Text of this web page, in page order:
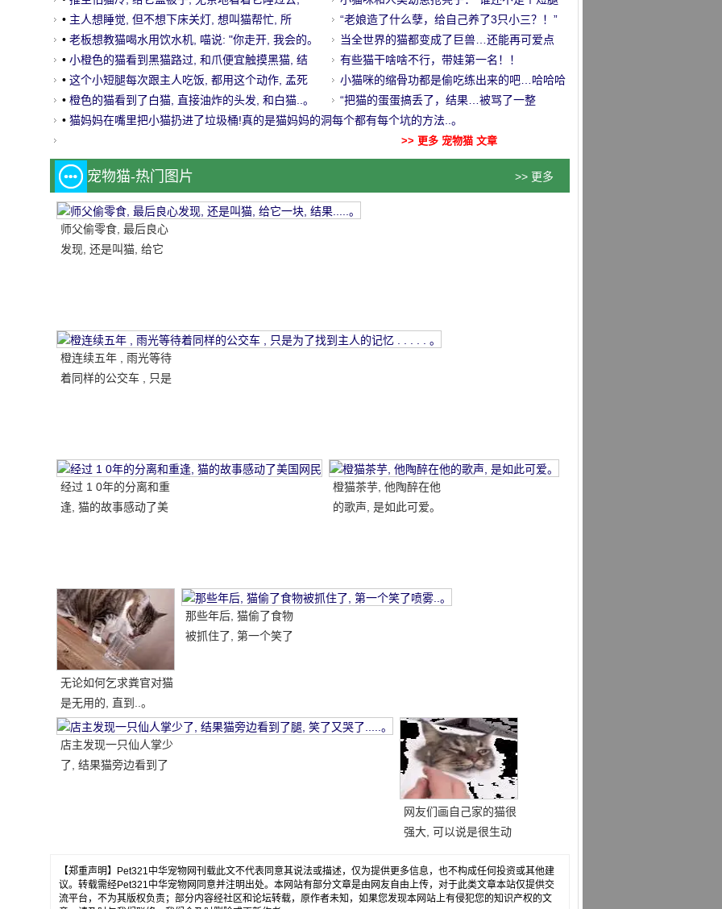
啊？！”
“老娘造了什么孽，给自己养了3只小三？！”
当全世界的猫都变成了巨兽…还能再可爱点
吗？！
有些猫干啥啥不行，带娃第一名！！
小猫咪的缩骨功都是偷吃练出来的吧…哈哈哈
“把猫的蛋蛋搞丢了，结果…被骂了一整
年！！”
孟..。
• 主人想睡觉, 但不想下床关灯, 想叫猫帮忙, 所
以.....。
• 老板想教猫喝水用饮水机, 喵说: "你走开, 我会的。
• 小橙色的猫看到黑猫路过, 和爪便宜触摸黑猫, 结
果..。
• 这个小短腿每次跟主人吃饭, 都用这个动作, 孟死
了..。
• 橙色的猫看到了白猫, 直接油炸的头发, 和白猫..。
• 猫妈妈在嘴里把小猫扔进了垃圾桶!真的是猫妈妈的洞每个都有每个坑的方法..。
>> 更多 宠物猫 文章
宠物猫-热门图片 >> 更多
师父偷零食, 最后良心
发现, 还是叫猫, 给它
橙连续五年 , 雨光等待
着同样的公交车 , 只是
经过 1 0年的分离和重
逢, 猫的故事感动了美
橙猫茶芋, 他陶醉在他
的歌声, 是如此可爱。
无论如何乞求粪官对猫
是无用的, 直到..。
那些年后, 猫偷了食物
被抓住了, 第一个笑了
店主发现一只仙人掌少
了, 结果猫旁边看到了
网友们画自己家的猫很
强大, 可以说是很生动
【郑重声明】Pet321中华宠物网刊载此文不代表同意其说法或描述，仅为提供更多信息，也不构成任何投资或其他建
议。转载需经Pet321中华宠物网同意并注明出处。本网站有部分文章是由网友自由上传，对于此类文章本站仅提供交
流平台，不为其版权负责；部分内容经社区和论坛转载，原作者未知，如果您发现本网站上有侵犯您的知识产权的文